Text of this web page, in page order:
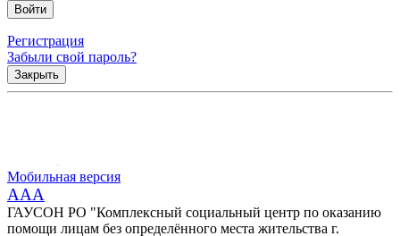
Регистрация
Забыли свой пароль?
Закрыть
Мобильная версия
AAA
ГАУСОН РО "Комплексный социальный центр по оказанию
помощи лицам без определённого места жительства г.